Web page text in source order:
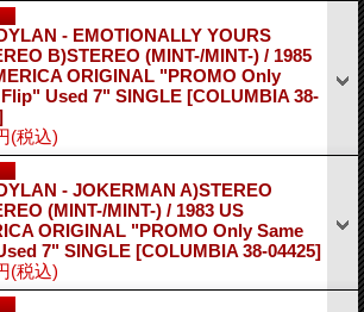
- EMOTIONALLY YOURS
B)STEREO (MINT-/MINT-) / 1985
ORIGINAL "PROMO Only
Used 7" SINGLE [COLUMBIA 38-
(税込)
- JOKERMAN A)STEREO
(MINT-/MINT-) / 1983 US
ORIGINAL "PROMO Only Same
7" SINGLE [COLUMBIA 38-04425]
(税込)